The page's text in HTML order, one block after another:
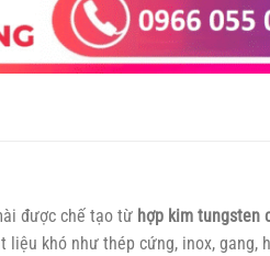
được chế tạo từ hợp kim tungsten
khó như thép cứng, inox, gang,